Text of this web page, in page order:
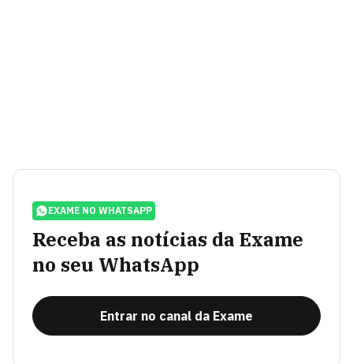
EXAME NO WHATSAPP
Receba as notícias da Exame
no seu WhatsApp
Entrar no canal da Exame